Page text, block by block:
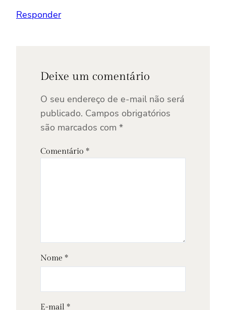
Responder
Deixe um comentário
O seu endereço de e-mail não será
publicado. Campos obrigatórios
são marcados com *
Comentário *
Nome *
E-mail *